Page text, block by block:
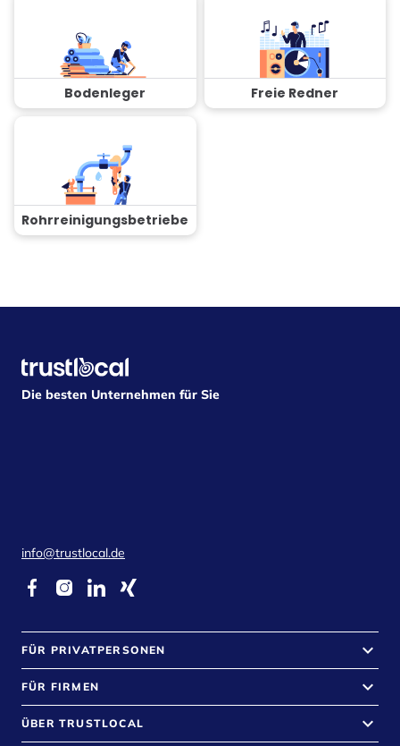
Bodenleger Freie Redner
Rohrreinigungsbetriebe
Die besten Unternehmen für Sie
info@trustlocal.de
FÜR PRIVATPERSONEN keyboard_arrow_down
FÜR FIRMEN keyboard_arrow_down
ÜBER TRUSTLOCAL keyboard_arrow_down